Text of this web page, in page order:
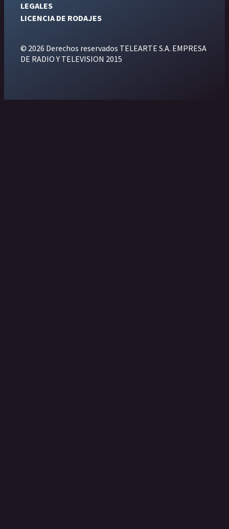
LEGALES
LICENCIA DE RODAJES
© 2026 Derechos reservados TELEARTE S.A. EMPRESA
DE RADIO Y TELEVISION 2015